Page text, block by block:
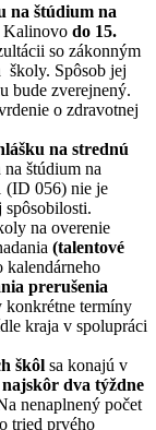
na štúdium na
do 15.
so zákonným
školy. Spôsob jej
bude zverejnený.
o zdravotnej
na strednú
štúdium na
(ID 056) nie je
na overenie
(talentové
kalendárneho
prerušenia
konkrétne termíny
kraja v spolupráci
škôl sa konajú v
dva týždne
nenaplnený počet
tried prvého